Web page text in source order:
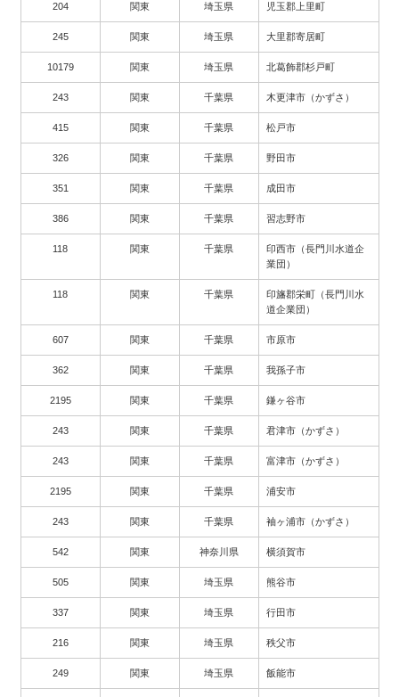
204 関東 埼玉県 児玉郡上里町
245 関東 埼玉県 大里郡寄居町
10179 関東 埼玉県 北葛飾郡杉戸町
243 関東 千葉県 木更津市（かずさ）
415 関東 千葉県 松戸市
326 関東 千葉県 野田市
351 関東 千葉県 成田市
386 関東 千葉県 習志野市
118 関東 千葉県
印西市（長門川水道企
業団）
118 関東 千葉県
印旛郡栄町（長門川水
道企業団）
607 関東 千葉県 市原市
362 関東 千葉県 我孫子市
2195 関東 千葉県 鎌ヶ谷市
243 関東 千葉県 君津市（かずさ）
243 関東 千葉県 富津市（かずさ）
2195 関東 千葉県 浦安市
243 関東 千葉県 袖ヶ浦市（かずさ）
542 関東 神奈川県 横須賀市
505 関東 埼玉県 熊谷市
337 関東 埼玉県 行田市
216 関東 埼玉県 秩父市
249 関東 埼玉県 飯能市